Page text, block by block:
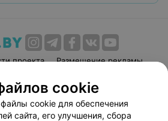
проекта
Размещение рекламы
соглашение
Способы оплаты
Партнеры
cookie
cookie для обеспечения
сайта, его улучшения, сбора